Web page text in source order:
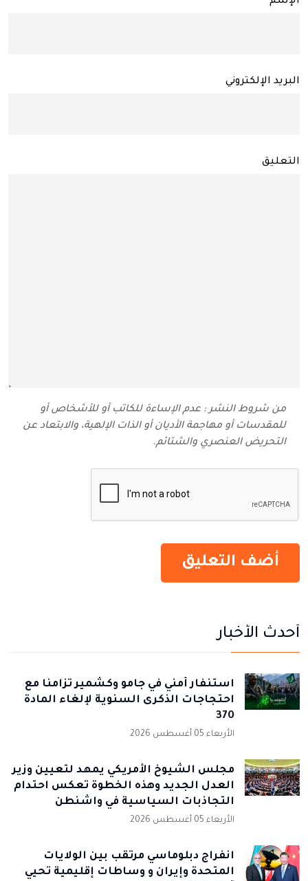
البريد الإلكتروني
التعليق
من شروط النشر : عدم الإساءة للكاتب أو للأشخاص أو
للمقدسات أو مهاجمة الأديان أو الذات الإلهية، والابتعاد عن
التحريض العنصري والشتائم‬.
أحدث الأخبار
استنفار أمني في جامو وكشمير تزامنًا مع
احتجاجات الذكرى السنوية لإلغاء المادة
370
الأربعاء 05 أغسطس 2026
مجلس الشيوخ الأمريكي يمهد لتعيين وزير
العدل الجديد وهذه الخطوة تعكس احتدام
التجاذبات السياسية في واشنطن
الأربعاء 05 أغسطس 2026
انفراج دبلوماسي مرتقب بين الولايات
المتحدة وإيران و وساطات إقليمية تحيي